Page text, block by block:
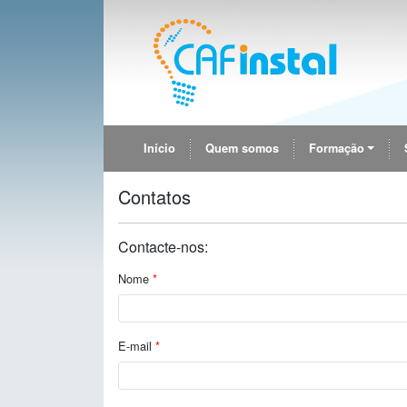
Início Quem somos Formação
Contatos
Contacte-nos:
Nome
E-mail